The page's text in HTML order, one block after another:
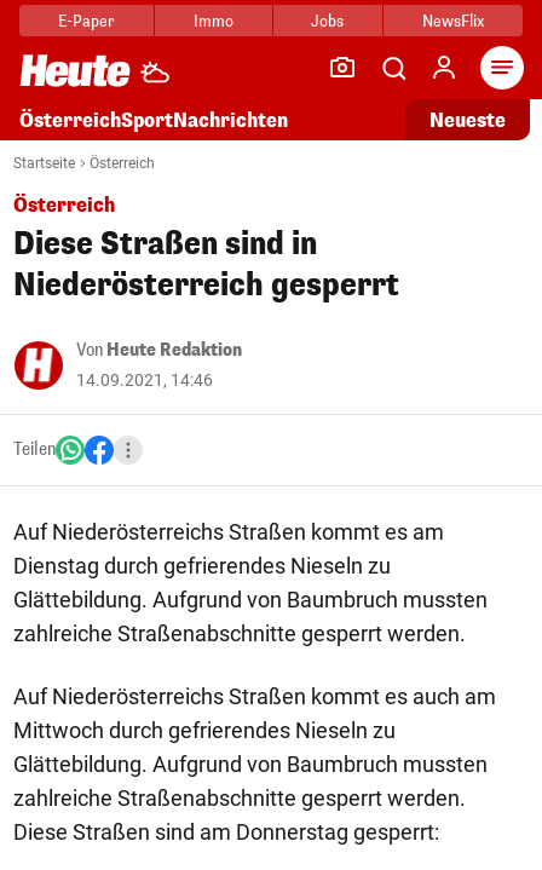
E-Paper Immo Jobs NewsFlix
ÖsterreichSportNachrichten Neueste
Startseite Österreich
Österreich
Diese Straßen sind in
Niederösterreich gesperrt
Von Heute Redaktion
14.09.2021, 14:46
Teilen
Auf Niederösterreichs Straßen kommt es am
Dienstag durch gefrierendes Nieseln zu
Glättebildung. Aufgrund von Baumbruch mussten
zahlreiche Straßenabschnitte gesperrt werden.
Auf Niederösterreichs Straßen kommt es auch am
Mittwoch durch gefrierendes Nieseln zu
Glättebildung. Aufgrund von Baumbruch mussten
zahlreiche Straßenabschnitte gesperrt werden.
Diese Straßen sind am Donnerstag gesperrt: